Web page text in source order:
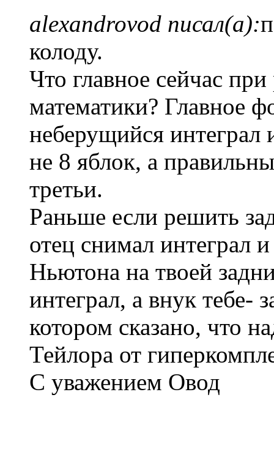
alexandrovod писал(а):
колоду.
Что главное сейчас
математики? Главное
неберущийся интеграл
не 8 яблок, а
третьи.
Раньше если решить
отец снимал интеграл
Ньютона на твоей
интеграл, а внук тебе-
котором сказано, что
Тейлора от
С уважением Овод